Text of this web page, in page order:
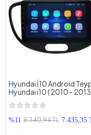
Hyundai İ10 Android
Hyundai i10 ( 2010 - 2013
Oem Android Multimedya
Hyundai İ10 Android
Teyp
%11 8.340,94 TL 7.435,35